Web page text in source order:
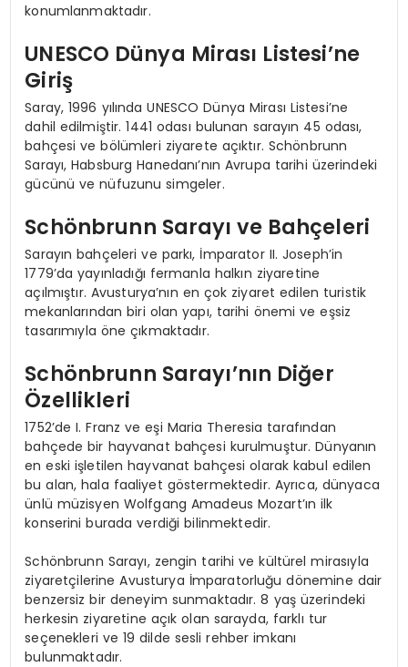
konumlanmaktadır.
UNESCO Dünya Mirası Listesi’ne
Giriş
Saray, 1996 yılında UNESCO Dünya Mirası Listesi’ne
dahil edilmiştir. 1441 odası bulunan sarayın 45 odası,
bahçesi ve bölümleri ziyarete açıktır. Schönbrunn
Sarayı, Habsburg Hanedanı’nın Avrupa tarihi üzerindeki
gücünü ve nüfuzunu simgeler.
Schönbrunn Sarayı ve Bahçeleri
Sarayın bahçeleri ve parkı, İmparator II. Joseph’in
1779’da yayınladığı fermanla halkın ziyaretine
açılmıştır. Avusturya’nın en çok ziyaret edilen turistik
mekanlarından biri olan yapı, tarihi önemi ve eşsiz
tasarımıyla öne çıkmaktadır.
Schönbrunn Sarayı’nın Diğer
Özellikleri
1752’de I. Franz ve eşi Maria Theresia tarafından
bahçede bir hayvanat bahçesi kurulmuştur. Dünyanın
en eski işletilen hayvanat bahçesi olarak kabul edilen
bu alan, hala faaliyet göstermektedir. Ayrıca, dünyaca
ünlü müzisyen Wolfgang Amadeus Mozart’ın ilk
konserini burada verdiği bilinmektedir.
Schönbrunn Sarayı, zengin tarihi ve kültürel mirasıyla
ziyaretçilerine Avusturya İmparatorluğu dönemine dair
benzersiz bir deneyim sunmaktadır. 8 yaş üzerindeki
herkesin ziyaretine açık olan sarayda, farklı tur
seçenekleri ve 19 dilde sesli rehber imkanı
bulunmaktadır.